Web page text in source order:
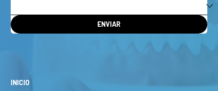
ENVIAR
INICIO